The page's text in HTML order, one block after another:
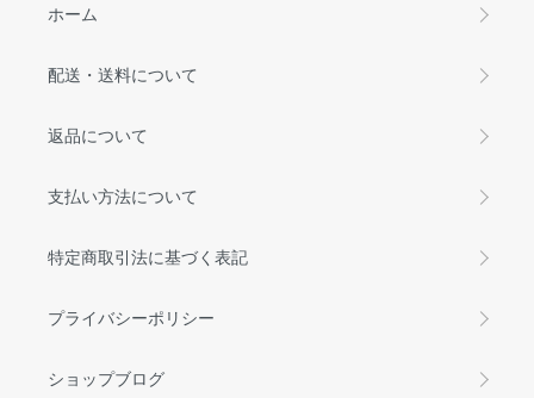
ホーム
配送・送料について
返品について
支払い方法について
特定商取引法に基づく表記
プライバシーポリシー
ショップブログ